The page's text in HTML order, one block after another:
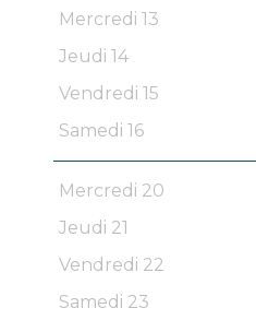
Mercredi 13
Jeudi 14
Vendredi 15
Samedi 16
Mercredi 20
Jeudi 21
Vendredi 22
Samedi 23